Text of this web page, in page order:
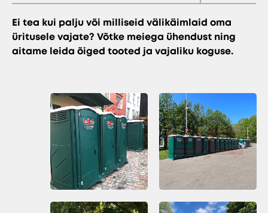
Ei tea kui palju või milliseid välikäimlaid oma
üritusele vajate? Võtke meiega ühendust ning
aitame leida õiged tooted ja vajaliku koguse.